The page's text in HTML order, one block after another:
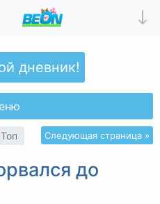
дневник!
Топ Следующая страница »
до